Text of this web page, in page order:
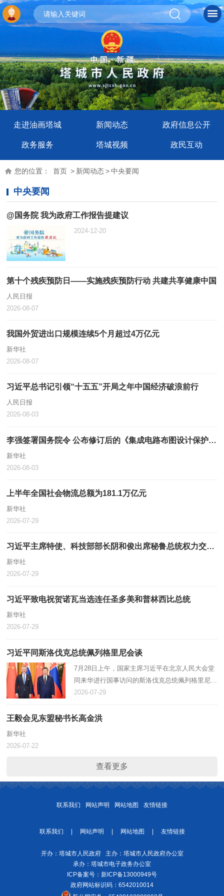
走进油画塔城 新闻动态 政府信息公开
政务服务 塔城视频 政民互动
您的位置： 首页 > 新闻动态>中央要闻
中央要闻
@国务院 我为政府工作报告提建议
2024-12-20
第十个残疾预防日——实施残疾预防行动 共建共享健康中国
人民日报
2026-08-07
我国外贸进出口规模连续5个月超过4万亿元
新华社
2026-08-07
习近平总书记引领“十五五”开局之年中国经济破浪前行
人民日报
2026-08-03
李强签署国务院令 公布修订后的《集成电路布图设计保护条例》
新华社
2026-08-03
上半年全国社会物流总额为181.1万亿元
新华社
2026-07-29
习近平主席特使、科技部部长阴和俊出席秘鲁总统权力交接仪式
新华社
2026-07-29
习近平致电祝贺诺瓦当选连任圣多美和普林西比总统
新华社
2026-07-29
习近平同斯洛伐克总统佩列格里尼会谈
7月28日上午，国家主席习近平在北京人民大会堂
同来华进行国事访问的斯洛伐克总统佩列格里尼举
行会谈。新华社记者 李响 摄 新华社北京7月28日
在北京人民大会堂同来华…
2026-07-29
王毅会见东盟秘书长高金洪
新华社
2026-07-22
查看更多
联系我们 网站声明 网站地图 友情链接
联系我们 网站声明 网站地图 友情链接
开办：塔城市人民政府 主办：塔城市人民政府办公室
承办：塔城市电子政务办公室
ICP备案号： 新ICP备13000949号
政府网站标识码：6542010014